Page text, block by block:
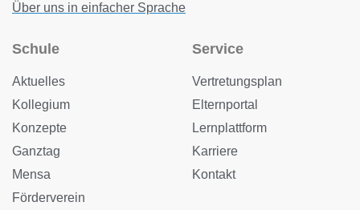
Über uns in einfacher Sprache
Schule
Aktuelles
Kollegium
Konzepte
Ganztag
Mensa
Förderverein
Service
Vertretungsplan
Elternportal
Lernplattform
Karriere
Kontakt